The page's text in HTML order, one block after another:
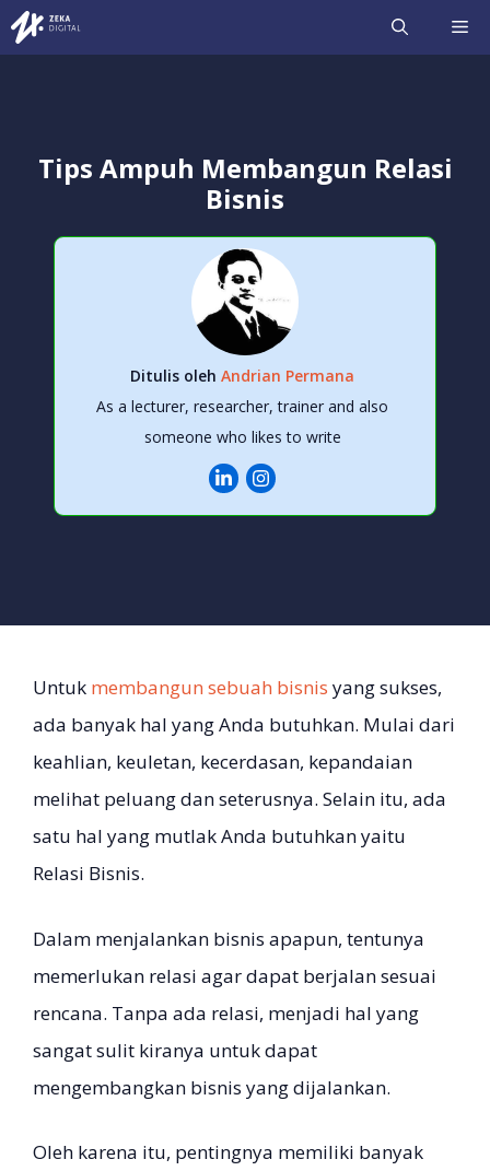
Langsung
ke
Tips Ampuh Membangun Relasi
Bisnis
Ditulis oleh Andrian Permana
As a lecturer, researcher, trainer and also
someone who likes to write
Untuk membangun sebuah bisnis yang sukses,
ada banyak hal yang Anda butuhkan. Mulai dari
keahlian, keuletan, kecerdasan, kepandaian
melihat peluang dan seterusnya. Selain itu, ada
satu hal yang mutlak Anda butuhkan yaitu
Relasi Bisnis.
Dalam menjalankan bisnis apapun, tentunya
memerlukan relasi agar dapat berjalan sesuai
rencana. Tanpa ada relasi, menjadi hal yang
sangat sulit kiranya untuk dapat
mengembangkan bisnis yang dijalankan.
Oleh karena itu, pentingnya memiliki banyak